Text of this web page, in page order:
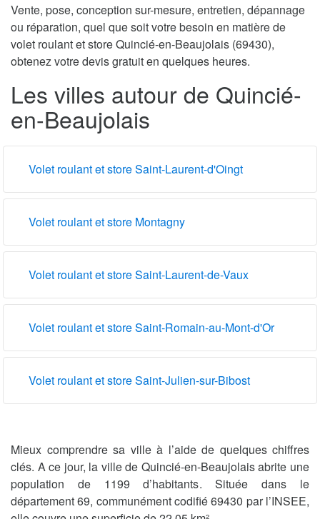
Vente, pose, conception sur-mesure, entretien, dépannage
ou réparation, quel que soit votre besoin en matière de
volet roulant et store Quincié-en-Beaujolais (69430),
obtenez votre devis gratuit en quelques heures.
Les villes autour de Quincié-
en-Beaujolais
Volet roulant et store Saint-Laurent-d'Oingt
Volet roulant et store Montagny
Volet roulant et store Saint-Laurent-de-Vaux
Volet roulant et store Saint-Romain-au-Mont-d'Or
Volet roulant et store Saint-Julien-sur-Bibost
Mieux comprendre sa ville à l’aide de quelques chiffres
clés. A ce jour, la ville de Quincié-en-Beaujolais abrite une
population de 1199 d’habitants. Située dans le
département 69, communément codifié 69430 par l’INSEE,